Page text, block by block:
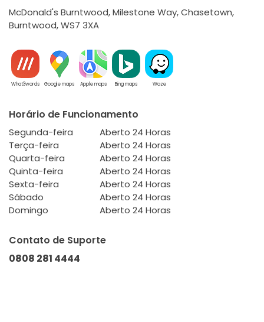
McDonald's Burntwood, Milestone Way, Chasetown,
Burntwood, WS7 3XA
What3words Google maps Apple maps Bing maps Waze
Horário de Funcionamento
Segunda-feira
Aberto 24 Horas
Terça-feira
Aberto 24 Horas
Quarta-feira
Aberto 24 Horas
Quinta-feira
Aberto 24 Horas
Sexta-feira
Aberto 24 Horas
Sábado
Aberto 24 Horas
Domingo
Aberto 24 Horas
Contato de Suporte
0808 281 4444